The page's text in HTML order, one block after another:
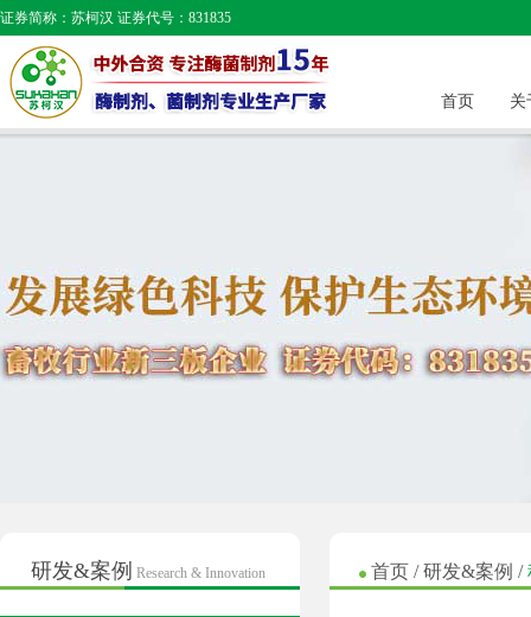
证券简称：苏柯汉 证券代号：831835
首页 关
研发&案例 Research & Innovation 首页 /研发&案例 /